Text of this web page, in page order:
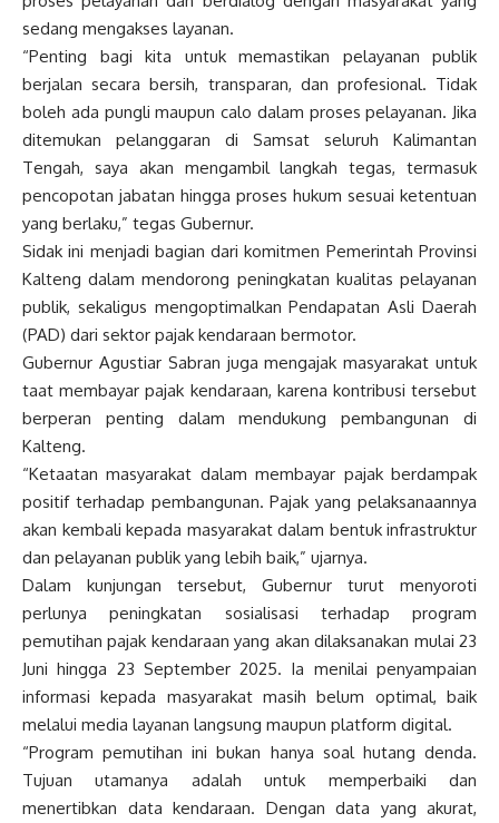
sedang mengakses layanan.
“Penting bagi kita untuk memastikan pelayanan publik
berjalan secara bersih, transparan, dan profesional. Tidak
boleh ada pungli maupun calo dalam proses pelayanan. Jika
ditemukan pelanggaran di Samsat seluruh Kalimantan
Tengah, saya akan mengambil langkah tegas, termasuk
pencopotan jabatan hingga proses hukum sesuai ketentuan
yang berlaku,” tegas Gubernur.
Sidak ini menjadi bagian dari komitmen Pemerintah Provinsi
Kalteng dalam mendorong peningkatan kualitas pelayanan
publik, sekaligus mengoptimalkan Pendapatan Asli Daerah
(PAD) dari sektor pajak kendaraan bermotor.
Gubernur Agustiar Sabran juga mengajak masyarakat untuk
taat membayar pajak kendaraan, karena kontribusi tersebut
berperan penting dalam mendukung pembangunan di
Kalteng.
“Ketaatan masyarakat dalam membayar pajak berdampak
positif terhadap pembangunan. Pajak yang pelaksanaannya
akan kembali kepada masyarakat dalam bentuk infrastruktur
dan pelayanan publik yang lebih baik,” ujarnya.
Dalam kunjungan tersebut, Gubernur turut menyoroti
perlunya peningkatan sosialisasi terhadap program
pemutihan pajak kendaraan yang akan dilaksanakan mulai 23
Juni hingga 23 September 2025. Ia menilai penyampaian
informasi kepada masyarakat masih belum optimal, baik
melalui media layanan langsung maupun platform digital.
“Program pemutihan ini bukan hanya soal hutang denda.
Tujuan utamanya adalah untuk memperbaiki dan
menertibkan data kendaraan. Dengan data yang akurat,